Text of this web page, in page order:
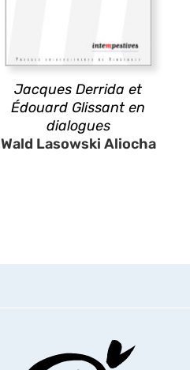
Jacques Derrida et
Édouard Glissant en
dialogues
Wald Lasowski Aliocha